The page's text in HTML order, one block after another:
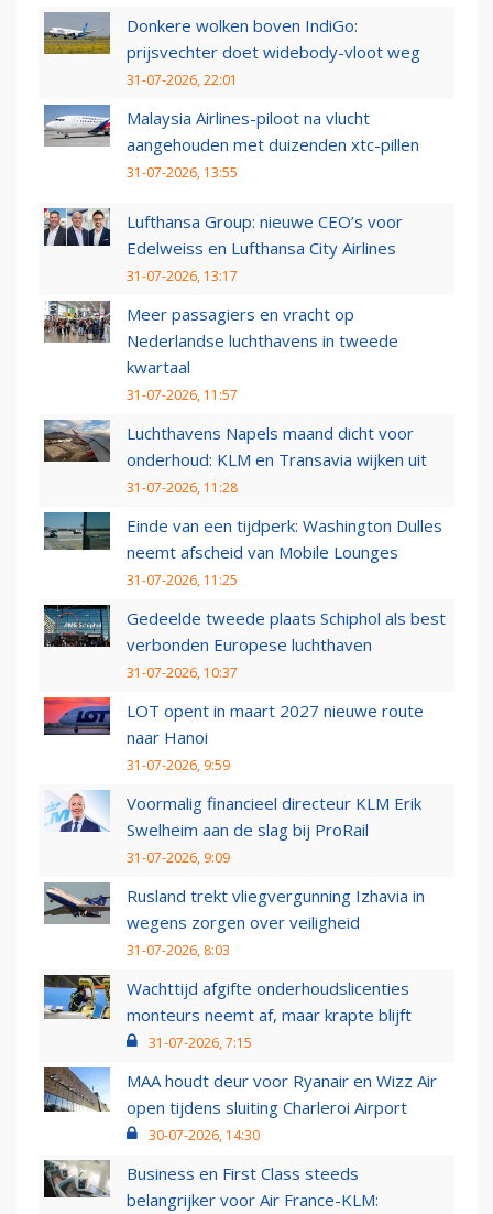
Donkere wolken boven IndiGo:
prijsvechter doet widebody-vloot weg
31-07-2026, 22:01
Malaysia Airlines-piloot na vlucht
aangehouden met duizenden xtc-pillen
31-07-2026, 13:55
Lufthansa Group: nieuwe CEO’s voor
Edelweiss en Lufthansa City Airlines
31-07-2026, 13:17
Meer passagiers en vracht op
Nederlandse luchthavens in tweede
kwartaal
31-07-2026, 11:57
Luchthavens Napels maand dicht voor
onderhoud: KLM en Transavia wijken uit
31-07-2026, 11:28
Einde van een tijdperk: Washington Dulles
neemt afscheid van Mobile Lounges
31-07-2026, 11:25
Gedeelde tweede plaats Schiphol als best
verbonden Europese luchthaven
31-07-2026, 10:37
LOT opent in maart 2027 nieuwe route
naar Hanoi
31-07-2026, 9:59
Voormalig financieel directeur KLM Erik
Swelheim aan de slag bij ProRail
31-07-2026, 9:09
Rusland trekt vliegvergunning Izhavia in
wegens zorgen over veiligheid
31-07-2026, 8:03
Wachttijd afgifte onderhoudslicenties
monteurs neemt af, maar krapte blijft
31-07-2026, 7:15
MAA houdt deur voor Ryanair en Wizz Air
open tijdens sluiting Charleroi Airport
30-07-2026, 14:30
Business en First Class steeds
belangrijker voor Air France-KLM: